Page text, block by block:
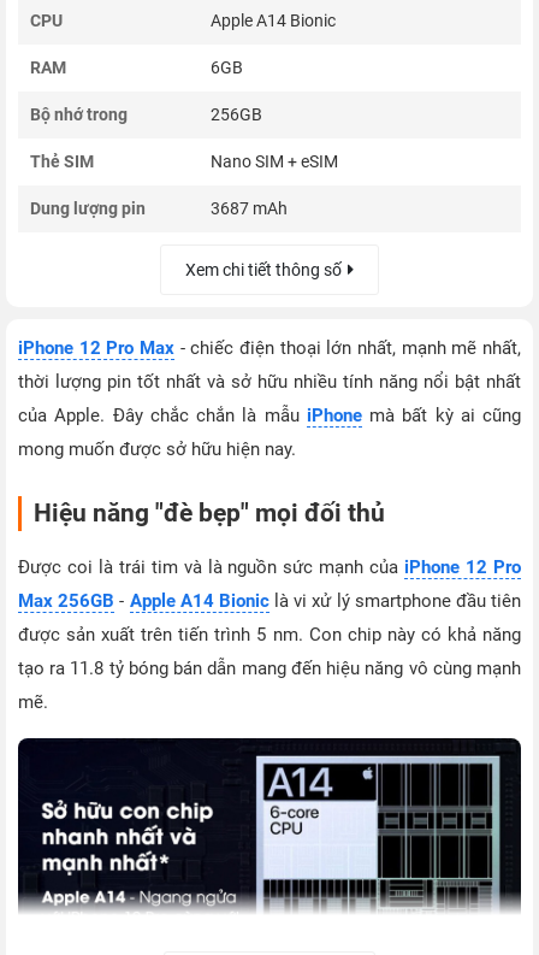
iPhone 12 Pro Max - chiếc điện thoại lớn nhất, mạnh mẽ nhất,
thời lượng pin tốt nhất và sở hữu nhiều tính năng nổi bật nhất
của Apple. Đây chắc chắn là mẫu iPhonemà bất kỳ ai cũng
mong muốn được sở hữu hiện nay.
Hiệu năng "đè bẹp" mọi đối thủ
Được coi là trái tim và là nguồn sức mạnh của iPhone 12 Pro
Max 256GB - Apple A14 Bioniclà vi xử lý smartphone đầu tiên
được sản xuất trên tiến trình 5 nm. Con chip này có khả năng
tạo ra 11.8 tỷ bóng bán dẫn mang đến hiệu năng vô cùng mạnh
mẽ.
CPU Apple A14 Bionic
RAM 6GB
Bộ nhớ trong 256GB
Thẻ SIM Nano SIM + eSIM
Dung lượng pin 3687 mAh
Xem chi tiết thông số